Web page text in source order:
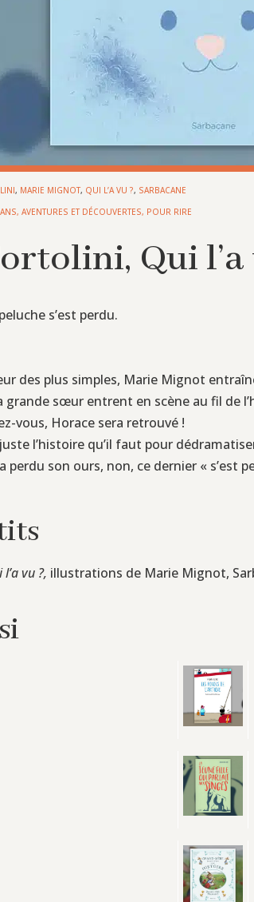
, MARIE MIGNOT, QUI L’A VU ?, SARBACANE
,AVENTURES ET DÉCOUVERTES, POUR RIRE
Qui l’a
s’est perdu.
des plus simples, Marie Mignot
grande sœur entrent en scène au fil de
vous, Horace sera retrouvé !
juste l’histoire qu’il faut pour
perdu son ours, non, ce dernier « s’est
l’a vu ?, illustrations de Marie Mignot,